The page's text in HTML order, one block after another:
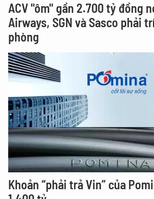
ACV "ôm" gần 2.700 tỷ đồng
Airways, SGN và Sasco phải
phòng
Khoản “phải trả Vin” của